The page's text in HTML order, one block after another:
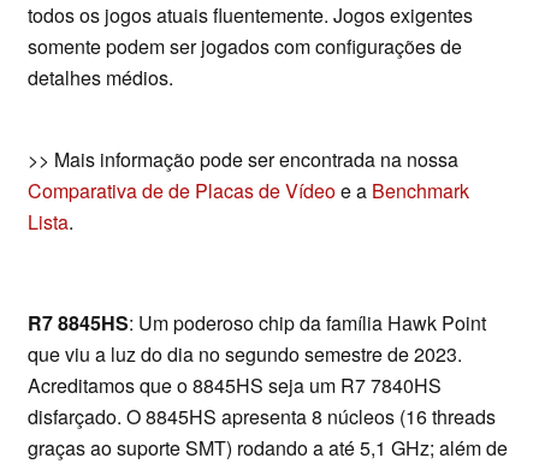
todos os jogos atuais fluentemente. Jogos exigentes
somente podem ser jogados com configurações de
detalhes médios.
>> Mais informação pode ser encontrada na nossa
Comparativa de de Placas de Vídeoe a Benchmark
Lista.
R7 8845HS: Um poderoso chip da família Hawk Point
que viu a luz do dia no segundo semestre de 2023.
Acreditamos que o 8845HS seja um R7 7840HS
disfarçado. O 8845HS apresenta 8 núcleos (16 threads
graças ao suporte SMT) rodando a até 5,1 GHz; além de